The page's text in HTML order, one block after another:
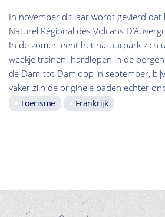
In november dit jaar wordt gevierd
Naturel Régional des Volcans
In de zomer leent het natuurpark zich
weekje trainen: hardlopen in de
de Dam-tot-Damloop in september,
vaker zijn de originele paden echter
Toerisme Frankrijk